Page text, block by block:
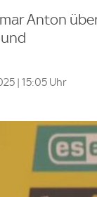
Anton
| 15:05 Uhr